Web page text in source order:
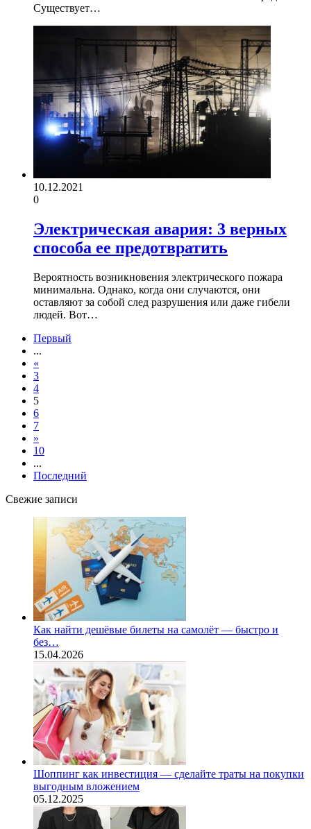
Существует…
10.12.2021
0
Электрическая авария: 3 верных
способа ее предотвратить
Вероятность возникновения электрического пожара
минимальна. Однако, когда они случаются, они
оставляют за собой след разрушения или даже гибели
людей. Вот…
Первый
...
«
3
4
5
6
7
»
10
...
Последний
Свежие записи
Как найти дешёвые билеты на самолёт — быстро и
без…
15.04.2026
Шоппинг как инвестиция — сделайте траты на покупки
выгодным вложением
05.12.2025